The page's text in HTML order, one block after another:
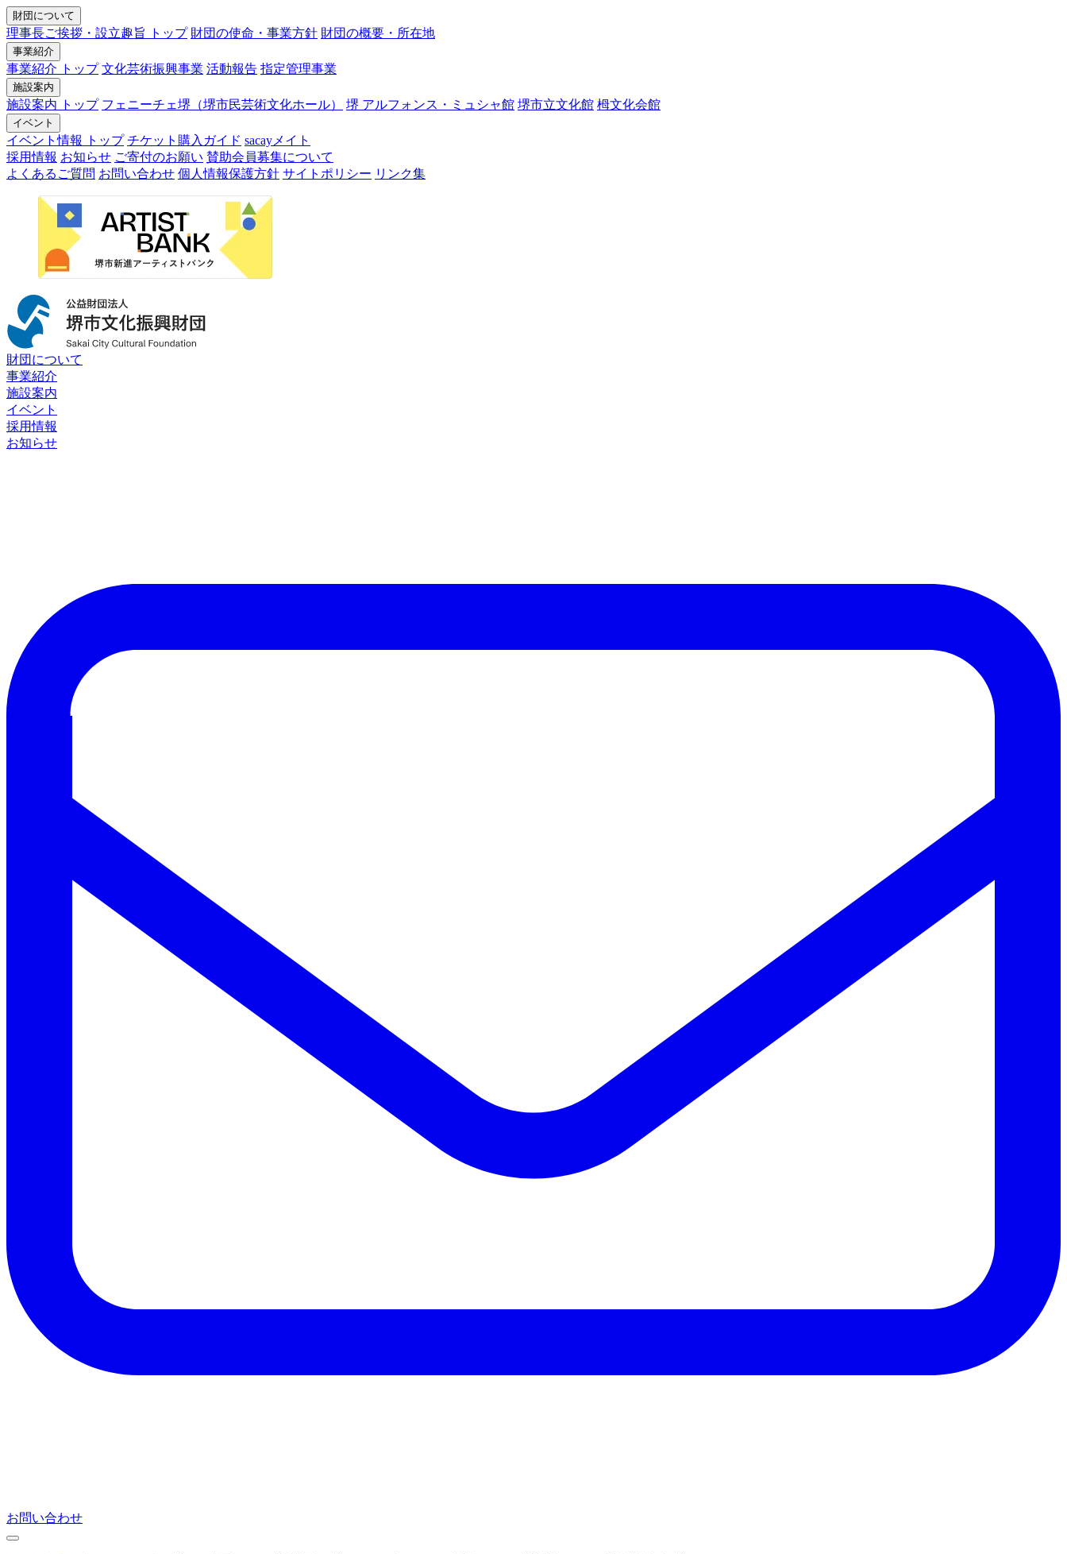
財団について
理事長ご挨拶・設立趣旨 トップ 財団の使命・事業方針 財団の概要・所在地
事業紹介
事業紹介 トップ 文化芸術振興事業 活動報告 指定管理事業
施設案内
施設案内 トップ フェニーチェ堺（堺市民芸術文化ホール） 堺 アルフォンス・ミュシャ館 堺市立文化館 栂文化会館
イベント
イベント情報 トップ チケット購入ガイド sacayメイト
採用情報 お知らせ ご寄付のお願い 賛助会員募集について
よくあるご質問 お問い合わせ 個人情報保護方針 サイトポリシー リンク集
財団について
事業紹介
施設案内
イベント
採用情報
お知らせ
お問い合わせ